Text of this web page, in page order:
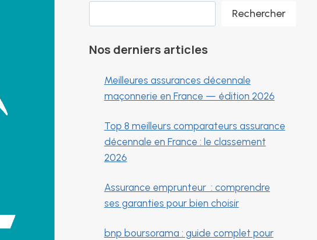
Rechercher
Nos derniers articles
Meilleures assurances décennale
maçonnerie en France — édition 2026
Top 8 meilleurs comparateurs assurance
décennale en France : le classement
2026
Assurance emprunteur : comprendre
ses garanties pour bien choisir
bnp boursorama : guide complet pour